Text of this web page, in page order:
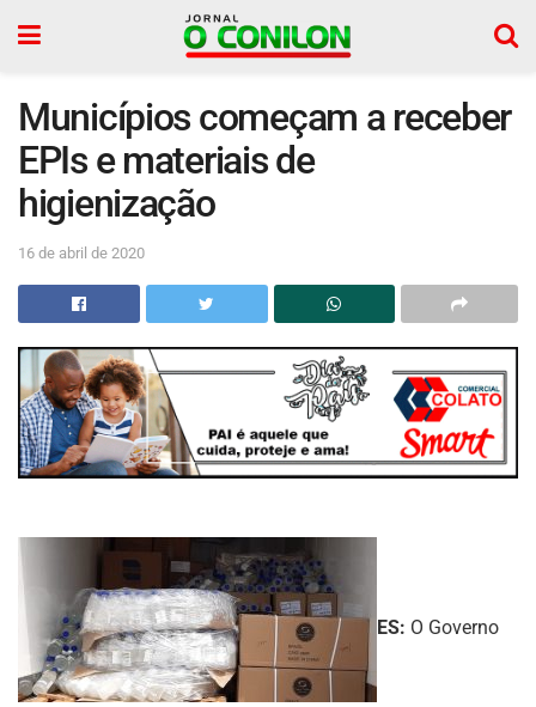
Municípios começam a receber
EPIs e materiais de
higienização
16 de abril de 2020
ES: O Governo